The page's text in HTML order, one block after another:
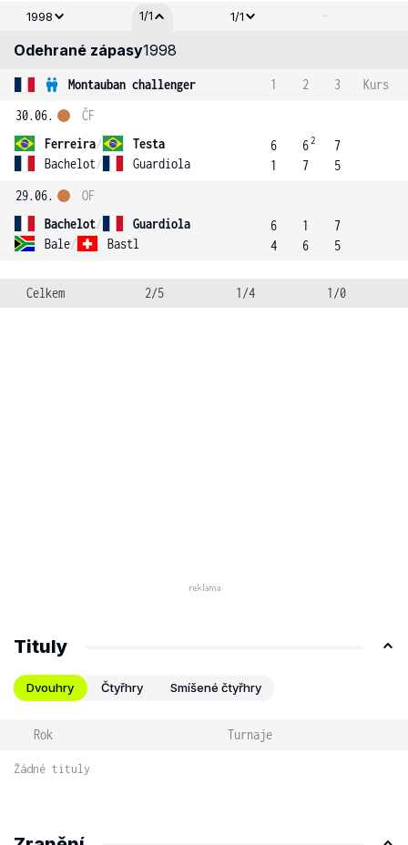
1998 1/1 1/1 -
Odehrané zápasy1998
Montauban challenger 1 2 3
Kurs
30.06.
Ferreira/
Testa
Bachelot/ Guardiola
ČF
6
1
62
7
7
5
29.06.
Bachelot/
Guardiola
Bale/ Bastl
OF
6
4
1
6
7
5
Celkem 2/5 1/4 1/0
Tituly
Dvouhry Čtyřhry Smíšené čtyřhry
Rok Turnaje
Žádné tituly